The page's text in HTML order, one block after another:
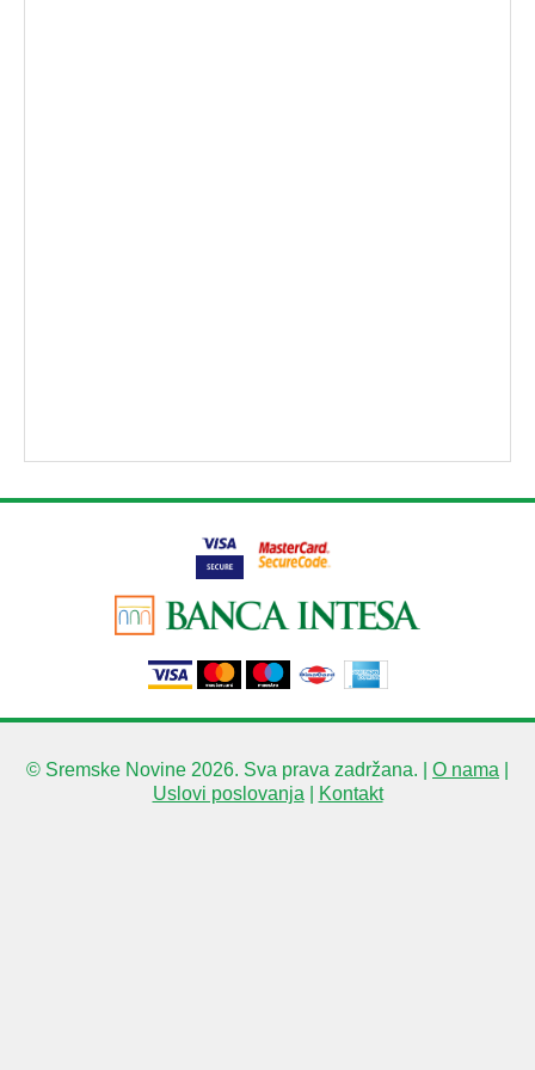
© Sremske Novine 2026. Sva prava zadržana. | O nama
Uslovi poslovanja
Kontakt